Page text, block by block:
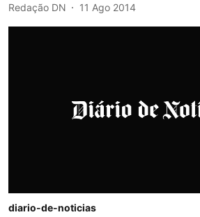
Redação DN 11 Ago 2014
diario-de-noticias